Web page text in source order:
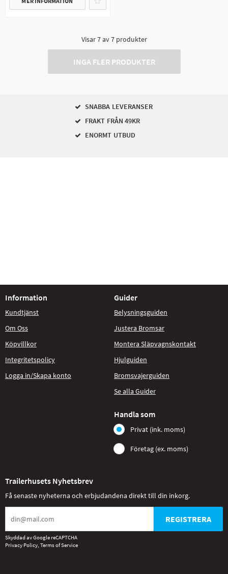
Visar7av7produkter
INGA FLER PRODUKTER
SNABBA LEVERANSER
FRAKT FRÅN 49KR
ENORMT UTBUD
Information
Kundtjänst
Om Oss
Köpvillkor
Integritetspolicy
Logga in/Skapa konto
Guider
Belysningsguiden
Justera Bromsar
Montera Släpvagnskontakt
Hjulguiden
Bromsvajerguiden
Se alla Guider
Handla som
Privat (ink. moms)
Företag (ex. moms)
Trailerhusets Nyhetsbrev
Få senaste nyheterna och erbjudandena direkt till din inkorg.
REGISTRERA
Skyddad av Google reCAPTCHA
Privacy Policy, Terms of Service